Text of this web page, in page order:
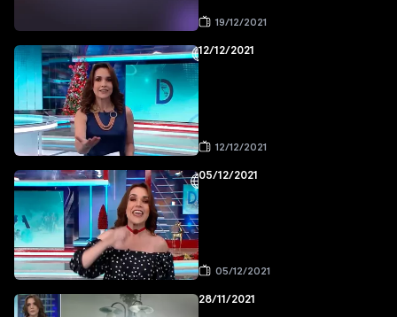
19/12/2021
12/12/2021
12/12/2021
05/12/2021
05/12/2021
28/11/2021